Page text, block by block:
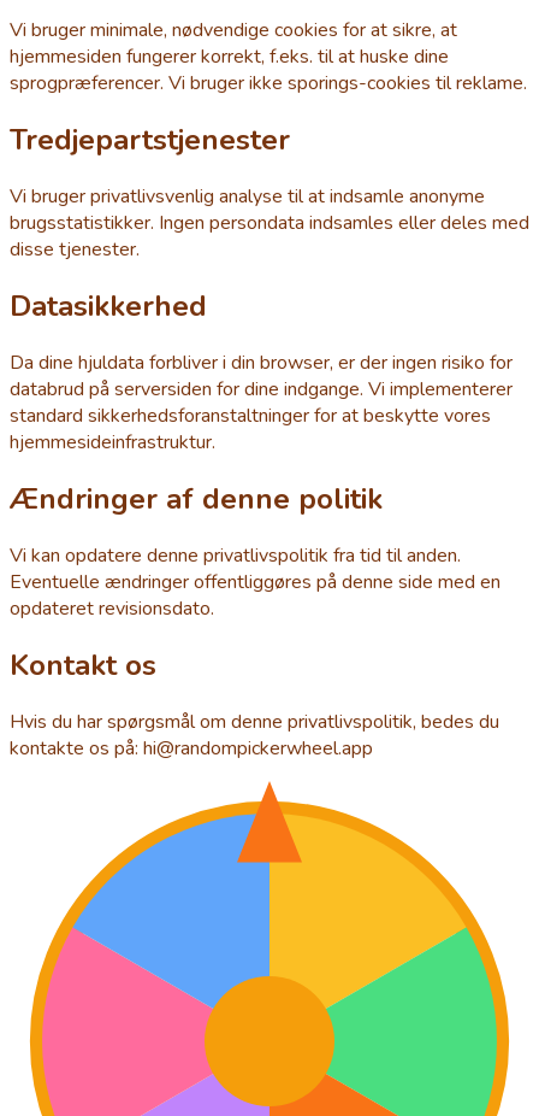
Vi bruger minimale, nødvendige cookies for at sikre, at
hjemmesiden fungerer korrekt, f.eks. til at huske dine
sprogpræferencer. Vi bruger ikke sporings-cookies til reklame.
Tredjepartstjenester
Vi bruger privatlivsvenlig analyse til at indsamle anonyme
brugsstatistikker. Ingen persondata indsamles eller deles med
disse tjenester.
Datasikkerhed
Da dine hjuldata forbliver i din browser, er der ingen risiko for
databrud på serversiden for dine indgange. Vi implementerer
standard sikkerhedsforanstaltninger for at beskytte vores
hjemmesideinfrastruktur.
Ændringer af denne politik
Vi kan opdatere denne privatlivspolitik fra tid til anden.
Eventuelle ændringer offentliggøres på denne side med en
opdateret revisionsdato.
Kontakt os
Hvis du har spørgsmål om denne privatlivspolitik, bedes du
kontakte os på: hi@randompickerwheel.app